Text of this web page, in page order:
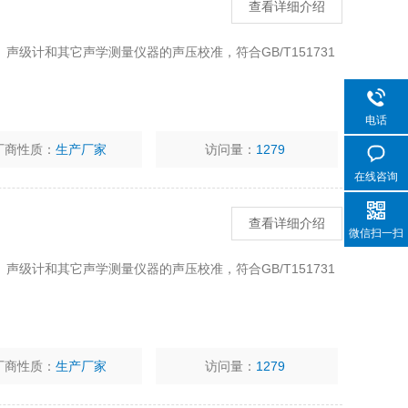
查看详细介绍
级计和其它声学测量仪器的声压校准，符合GB/T151731
商性质：生产厂家 访问量： 1279
查看详细介绍
级计和其它声学测量仪器的声压校准，符合GB/T151731
商性质：生产厂家 访问量： 1279
电话
在线咨询
微信扫一扫